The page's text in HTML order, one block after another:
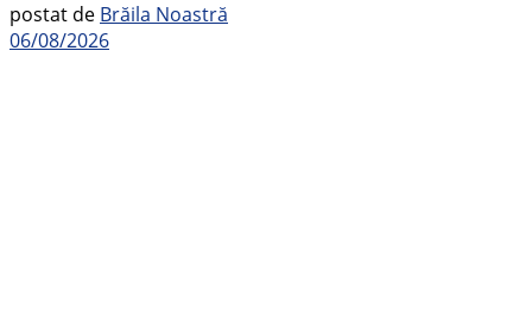
postat de Brăila Noastră
06/08/2026